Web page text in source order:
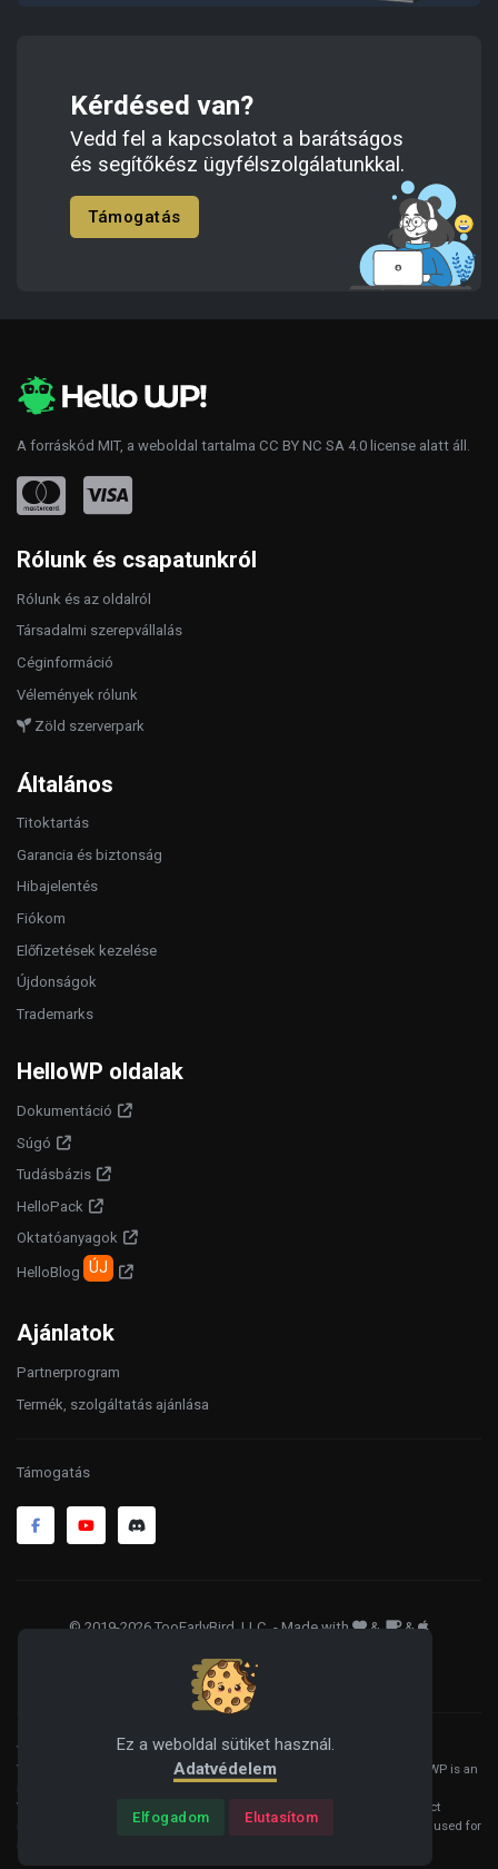
Kérdésed van?
Vedd fel a kapcsolatot a barátságos
és segítőkész ügyfélszolgálatunkkal.
Támogatás
Ez a weboldal sütiket használ.
Adatvédelem
Elfogadom Elutasítom
A forráskód MIT, a weboldal tartalma CC BY NC SA 4.0 license alatt áll.
Rólunk és csapatunkról
Rólunk és az oldalról
Társadalmi szerepvállalás
Céginformáció
Vélemények rólunk
Zöld szerverpark
Általános
Titoktartás
Garancia és biztonság
Hibajelentés
Fiókom
Előfizetések kezelése
Újdonságok
Trademarks
HelloWP oldalak
Dokumentáció
Súgó
Tudásbázis
HelloPack
Oktatóanyagok
HelloBlog ÚJ
Ajánlatok
Partnerprogram
Termék, szolgáltatás ajánlása
Támogatás
© 2019-2026 TooEarlyBird, LLC. - Made with & &
Adatkezelés
WordPress® is a registered trademark of the WordPress Foundation, and
WooCommerce® is a registered trademark of WooCommerce, Inc. HelloWP is an
WordPress Foundation, WooCommerce, Inc., or Automattic Inc. All product
names, logos, and brands are property of their respective owners and are used for